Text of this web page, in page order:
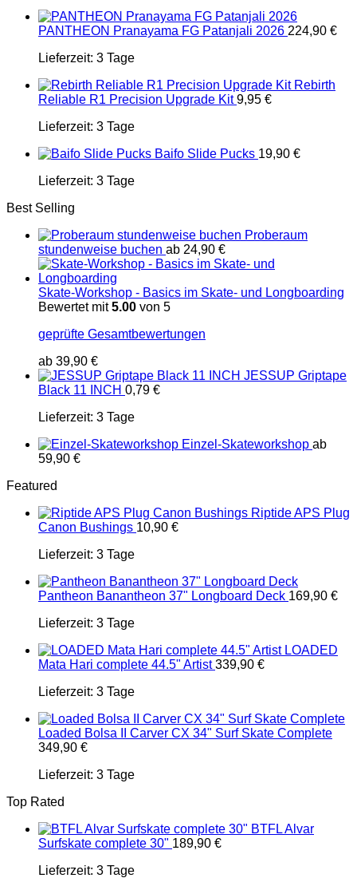
PANTHEON Pranayama FG Patanjali 2026 224,90 €
Lieferzeit: 3 Tage
Rebirth
Reliable R1 Precision Upgrade Kit 9,95 €
Lieferzeit: 3 Tage
Baifo Slide Pucks 19,90 €
Lieferzeit: 3 Tage
Best Selling
Proberaum
stundenweise buchen ab 24,90 €
Skate-Workshop - Basics im Skate- und Longboarding
Bewertet mit5.00 von 5
geprüfte Gesamtbewertungen
ab 39,90 €
JESSUP Griptape
Black 11 INCH 0,79 €
Lieferzeit: 3 Tage
Einzel-Skateworkshop ab
59,90 €
Featured
Riptide APS Plug
Canon Bushings 10,90 €
Lieferzeit: 3 Tage
Pantheon Banantheon 37" Longboard Deck 169,90 €
Lieferzeit: 3 Tage
LOADED
Mata Hari complete 44.5" Artist 339,90 €
Lieferzeit: 3 Tage
Loaded Bolsa II Carver CX 34" Surf Skate Complete
349,90 €
Lieferzeit: 3 Tage
Top Rated
BTFL Alvar
Surfskate complete 30" 189,90 €
Lieferzeit: 3 Tage